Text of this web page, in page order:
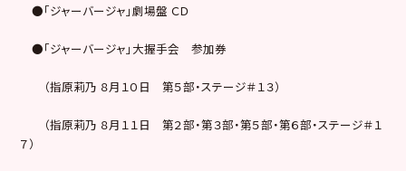
●「ジャーバージャ」劇場盤 ＣＤ
●「ジャーバージャ」大握手会 参加券
（指原莉乃 ８月１０日 第５部・ステージ＃１３）
（指原莉乃 ８月１１日 第２部・第３部・第５部・第６部・ステージ＃１
７）